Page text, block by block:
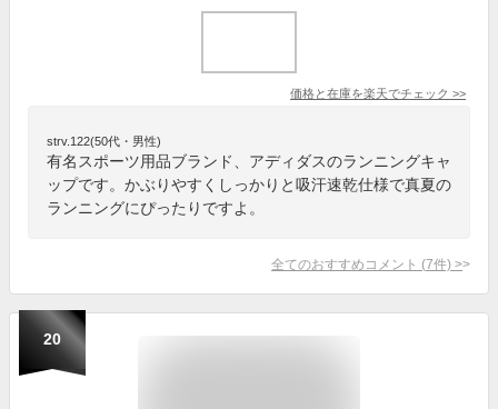
価格と在庫を楽天でチェック >>
strv.122(50代・男性)
有名スポーツ用品ブランド、アディダスのランニングキャ
ップです。かぶりやすくしっかりと吸汗速乾仕様で真夏の
ランニングにぴったりですよ。
全てのおすすめコメント (7件) >
20